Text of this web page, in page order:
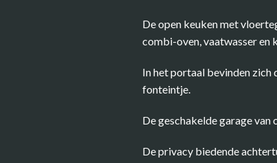
De open keuken met
combi-oven, vaatwasser en
In het portaal bevinden
fonteintje.
De geschakelde garage van
De privacy biedende